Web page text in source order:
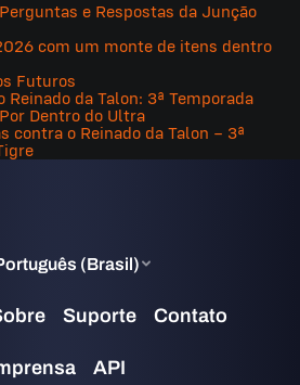
e Respostas da Junção
com um monte de itens dentro
Futuros
da Talon: 3ª Temporada
Dentro do Ultra
contra o Reinado da Talon – 3ª